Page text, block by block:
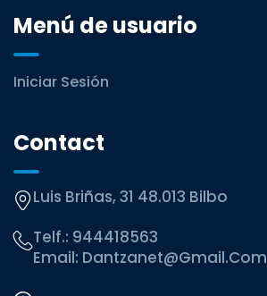
Menú de usuario
Iniciar Sesión
Contact
Luis Briñas, 31 48.013 Bilbo
Telf.: 944418563
Email: Dantzanet@gmail.com